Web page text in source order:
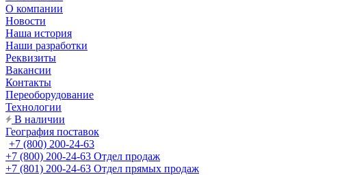
О компании
Новости
Наша история
Наши разработки
Реквизиты
Вакансии
Контакты
Переоборудование
Технологии
В наличии
География поставок
+7 (800) 200-24-63
+7 (800) 200-24-63 Отдел продаж
+7 (801) 200-24-63 Отдел прямых продаж